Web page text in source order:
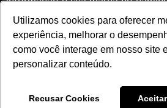
Utilizamos cookies para oferecer
experiência, melhorar o
como você interage em nosso site
personalizar conteúdo.
Recusar Cookies
Somos profissionais formados
Jornalismo e Relações Públicas.
uma análise de quatro anos do
entendemos que fazer um
relevância e com grande
essencial àqueles que desejam